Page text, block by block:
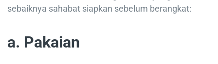
sebaiknya sahabat siapkan sebelum berangkat:
a. Pakaian